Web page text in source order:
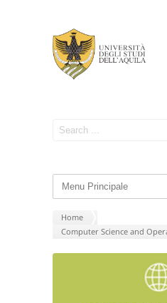
Home
Computer Science and